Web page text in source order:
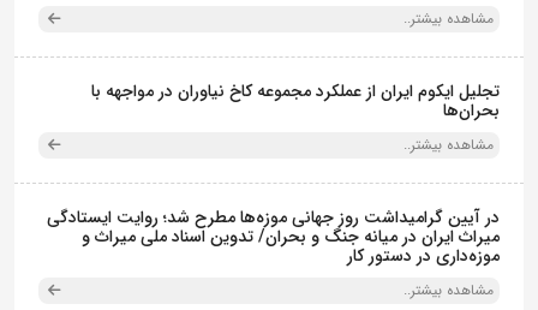
مشاهده بیشتر..
تجلیل ایکوم ایران از عملکرد مجموعه کاخ نیاوران در مواجهه با
بحران‌ها
مشاهده بیشتر..
در آیین گرامیداشت روز جهانی موزه‌ها مطرح شد؛ روایت ایستادگی
میراث ایران در میانه جنگ و بحران/ تدوین اسناد ملی میراث و
موزه‌داری در دستور کار
مشاهده بیشتر..